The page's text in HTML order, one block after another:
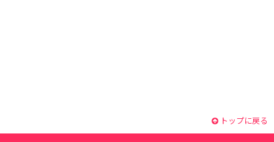
トップに戻る